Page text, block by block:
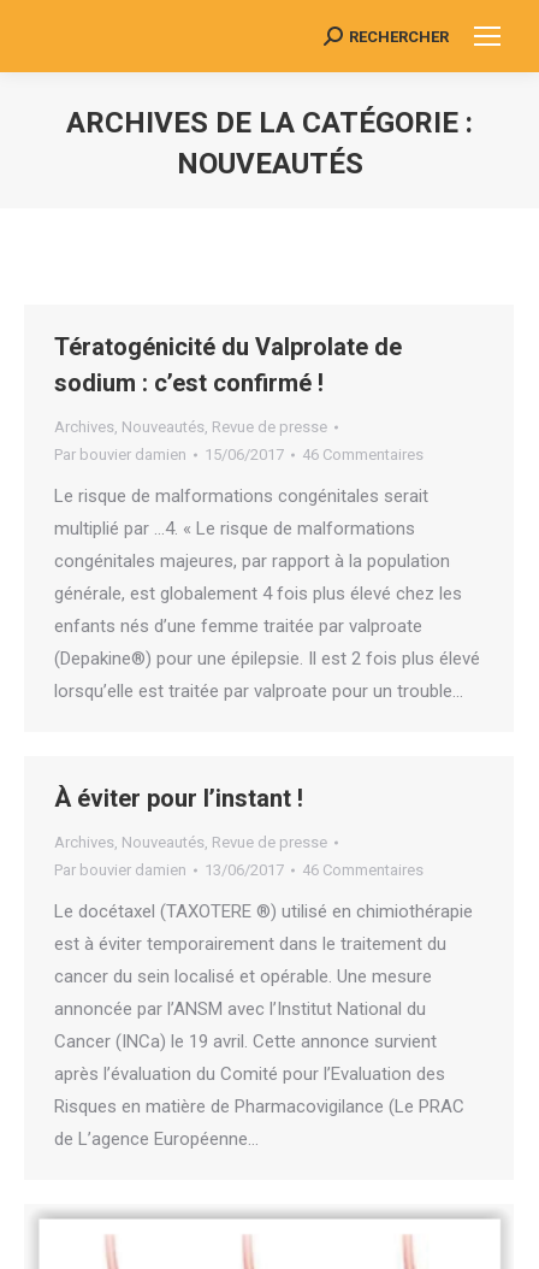
Search:
RECHERCHER
ARCHIVES DE LA CATÉGORIE :
NOUVEAUTÉS
Tératogénicité du Valprolate de
sodium : c’est confirmé !
Archives, Nouveautés, Revue de presse
Par bouvier damien 15/06/2017 46 Commentaires
Le risque de malformations congénitales serait
multiplié par …4. « Le risque de malformations
congénitales majeures, par rapport à la population
générale, est globalement 4 fois plus élevé chez les
enfants nés d’une femme traitée par valproate
(Depakine®) pour une épilepsie. Il est 2 fois plus élevé
lorsqu’elle est traitée par valproate pour un trouble…
À éviter pour l’instant !
Archives, Nouveautés, Revue de presse
Par bouvier damien 13/06/2017 46 Commentaires
Le docétaxel (TAXOTERE ®) utilisé en chimiothérapie
est à éviter temporairement dans le traitement du
cancer du sein localisé et opérable. Une mesure
annoncée par l’ANSM avec l’Institut National du
Cancer (INCa) le 19 avril. Cette annonce survient
après l’évaluation du Comité pour l’Evaluation des
Risques en matière de Pharmacovigilance (Le PRAC
de L’agence Européenne…